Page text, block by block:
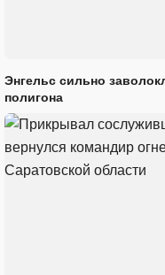
Энгельс сильно
полигона